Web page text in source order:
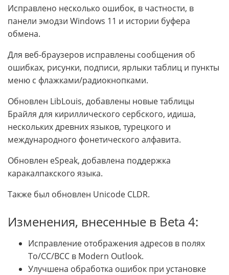
Исправлено несколько ошибок, в частности, в
панели эмодзи Windows 11 и истории буфера
обмена.
Для веб-браузеров исправлены сообщения об
ошибках, рисунки, подписи, ярлыки таблиц и пункты
меню с флажками/радиокнопками.
Обновлен LibLouis, добавлены новые таблицы
Брайля для кириллического сербского, идиша,
нескольких древних языков, турецкого и
международного фонетического алфавита.
Обновлен eSpeak, добавлена поддержка
каракалпакского языка.
Также был обновлен Unicode CLDR.
Изменения, внесенные в Beta 4:
Исправление отображения адресов в полях
To/CC/BCC в Modern Outlook.
Улучшена обработка ошибок при установке